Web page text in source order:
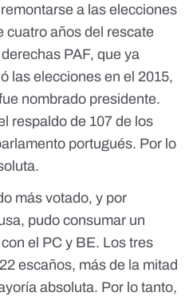
a las elecciones
cuatro años del rescate
PAF, que ya
las elecciones en el 2015,
nombrado presidente.
respaldo de 107 de los
portugués. Por lo
más votado, y por
pudo consumar un
el PC y BE. Los tres
escaños, más de la mitad
absoluta. Por lo tanto,